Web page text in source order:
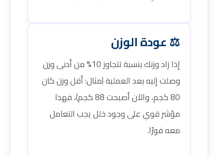
⚖️ عودة الوزن
إذا زاد وزنك بنسبة تتجاوز 10% من أدنى وزن
وصلت إليه بعد العملية (مثال: أقل وزن كان
80 كجم، والآن أصبحت 88 كجم)، فهذا
مؤشر قوي على وجود خلل يجب التعامل
معه فورًا.